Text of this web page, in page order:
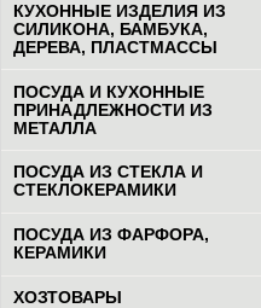
КУХОННЫЕ ИЗДЕЛИЯ ИЗ
СИЛИКОНА, БАМБУКА,
ДЕРЕВА, ПЛАСТМАССЫ
ПОСУДА И КУХОННЫЕ
ПРИНАДЛЕЖНОСТИ ИЗ
МЕТАЛЛА
ПОСУДА ИЗ СТЕКЛА И
СТЕКЛОКЕРАМИКИ
ПОСУДА ИЗ ФАРФОРА,
КЕРАМИКИ
ХОЗТОВАРЫ